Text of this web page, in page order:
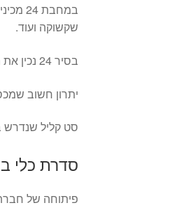
שקשוקה ועוד.
בסיר 24 נכין את האורז או הפסטה שהילדים אוהבים וכמובן מרק למשפחה ממוצעת
יתרון חשוב
סט קליל שנדרש
סדרת כלי